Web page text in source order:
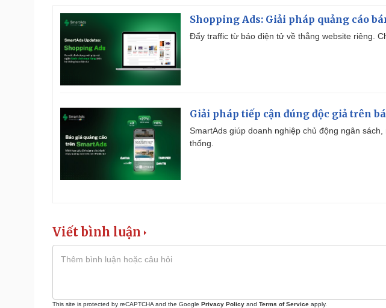
Shopping Ads: Giải pháp quảng cáo
Đẩy traffic từ báo điện tử về thẳng website riêng.
Giải pháp tiếp cận đúng độc giả trên
SmartAds giúp doanh nghiệp chủ động ngân
thống.
Viết bình luận
This site is protected by reCAPTCHA and the Google Privacy Policy and Terms of Service apply.